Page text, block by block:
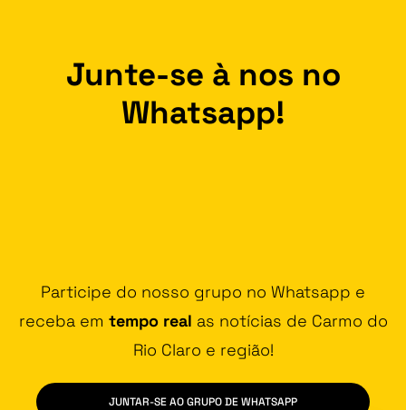
Junte-se à nos no
Whatsapp!
Participe do nosso grupo no Whatsapp e
receba em tempo real as notícias de Carmo do
Rio Claro e região!
JUNTAR-SE AO GRUPO DE WHATSAPP